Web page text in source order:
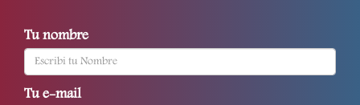
Tu nombre
Tu e-mail